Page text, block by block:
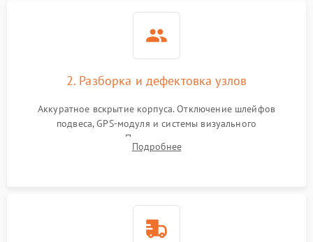
2. Разборка и дефектовка узлов
Аккуратное вскрытие корпуса. Отключение шлейфов
подвеса, GPS-модуля и системы визуального
позиционирования. Проверка полетного контроллера,
регуляторов оборотов (ESC) и бесколлекторных моторов на
Подробнее